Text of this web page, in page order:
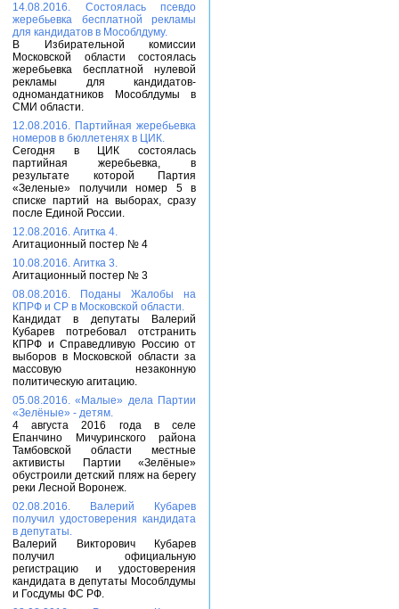
14.08.2016. Состоялась псевдо
жеребьевка бесплатной рекламы
для кандидатов в Мособлдуму.
В Избирательной комиссии
Московской области состоялась
жеребьевка бесплатной нулевой
рекламы для кандидатов-
одномандатников Мособлдумы в
СМИ области.
12.08.2016. Партийная жеребьевка
номеров в бюллетенях в ЦИК.
Сегодня в ЦИК состоялась
партийная жеребьевка, в
результате которой Партия
«Зеленые» получили номер 5 в
списке партий на выборах, сразу
после Единой России.
12.08.2016. Агитка 4.
Агитационный постер № 4
10.08.2016. Агитка 3.
Агитационный постер № 3
08.08.2016. Поданы Жалобы на
КПРФ и СР в Московской области.
Кандидат в депутаты Валерий
Кубарев потребовал отстранить
КПРФ и Справедливую Россию от
выборов в Московской области за
массовую незаконную
политическую агитацию.
05.08.2016. «Малые» дела Партии
«Зелёные» - детям.
4 августа 2016 года в селе
Епанчино Мичуринского района
Тамбовской области местные
активисты Партии «Зелёные»
обустроили детский пляж на берегу
реки Лесной Воронеж.
02.08.2016. Валерий Кубарев
получил удостоверения кандидата
в депутаты.
Валерий Викторович Кубарев
получил официальную
регистрацию и удостоверения
кандидата в депутаты Мособлдумы
и Госдумы ФС РФ.